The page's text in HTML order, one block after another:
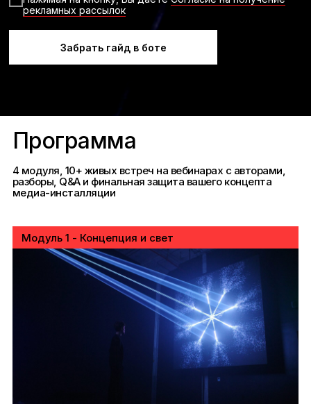
рекламных рассылок
Забрать гайд в боте
Программа
4 модуля, 10+ живых встреч на вебинарах с авторами,
разборы, Q&A и финальная защита вашего концепта
медиа-инсталляции
Модуль 1 - Концепция и свет